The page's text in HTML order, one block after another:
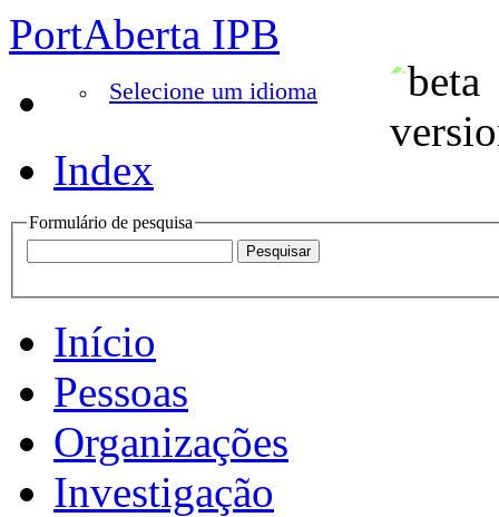
PortAberta IPB
Selecione um idioma
Index
Formulário de pesquisa
Início
Pessoas
Organizações
Investigação